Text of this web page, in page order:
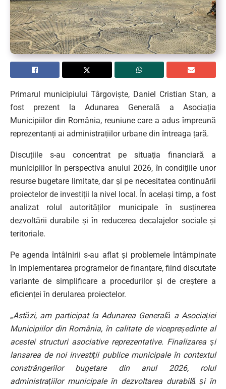
Primarul municipiuluiTârgoviște, Daniel Cristian Stan, a
fost prezent la Adunarea Generală a Asociația
Municipiilor din România, reuniune care a adus împreună
reprezentanți ai administrațiilor urbane din întreaga țară.
Discuțiile s-au concentrat pe situația financiară a
municipiilor în perspectiva anului 2026, în condițiile unor
resurse bugetare limitate, dar și pe necesitatea continuării
proiectelor de investiții la nivel local. În același timp, a fost
analizat rolul autorităților municipale în susținerea
dezvoltării durabile și în reducerea decalajelor sociale și
teritoriale.
Pe agenda întâlnirii s-au aflat și problemele întâmpinate
în implementarea programelor de finanțare, fiind discutate
variante de simplificare a procedurilor și de creștere a
eficienței în derularea proiectelor.
„Astăzi, am participat la Adunarea Generală a Asociației
Municipiilor din România, în calitate de vicepreședinte al
acestei structuri asociative reprezentative. Finalizarea și
lansarea de noi investiții publice municipale în contextul
constrângerilor bugetare din anul 2026, rolul
administrațiilor municipale în dezvoltarea durabilă și în